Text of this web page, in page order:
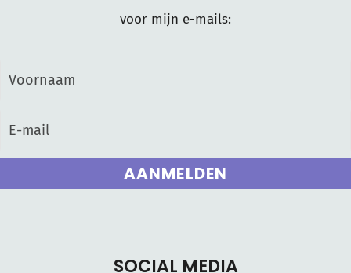
voor mijn e-mails:
AANMELDEN
SOCIAL MEDIA